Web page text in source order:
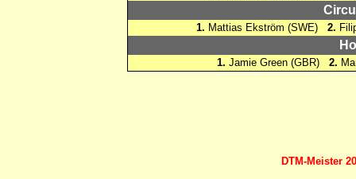
1. Mattias Ekström (SWE) 2.
1. Jamie Green (GBR) 2.
DTM-Meister